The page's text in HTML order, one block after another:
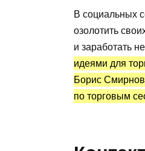
Канал
В социальных
озолотить
и заработать
идеями для
Борис Смирнов
по торговым